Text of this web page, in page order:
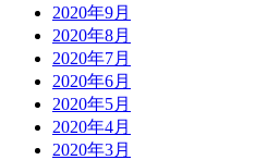
2020年9月
2020年8月
2020年7月
2020年6月
2020年5月
2020年4月
2020年3月